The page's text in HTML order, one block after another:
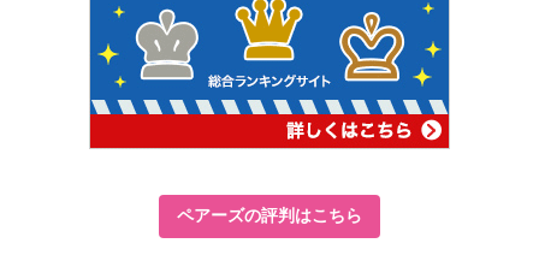
ペアーズの評判はこちら